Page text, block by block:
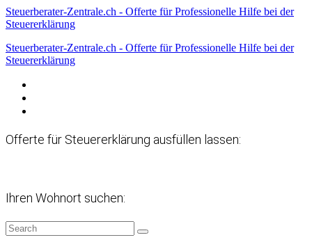
Steuerberater-Zentrale.ch - Offerte für Professionelle Hilfe bei der
Steuererklärung
Steuerberater-Zentrale.ch - Offerte für Professionelle Hilfe bei der
Steuererklärung
Offerte für Steuererklärung ausfüllen lassen:
Ihren Wohnort suchen: